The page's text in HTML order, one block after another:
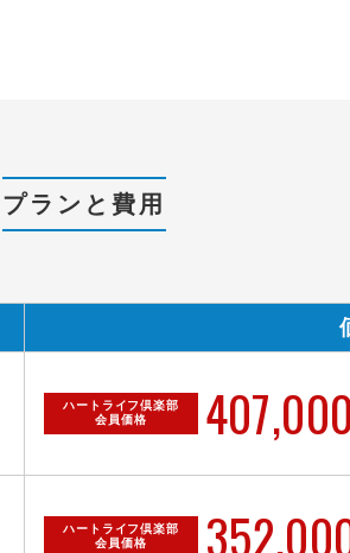
プランと費用
ハートライフ倶楽部
会員価格
ハートライフ倶楽部
会員価格